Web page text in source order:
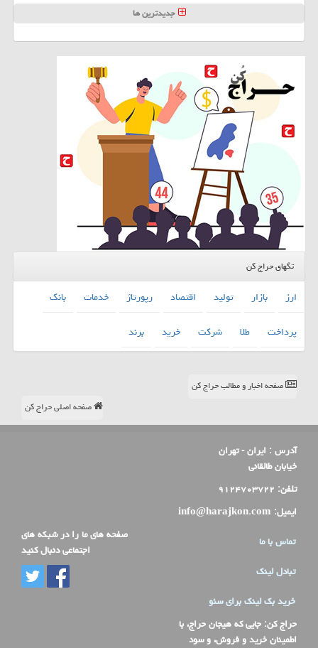
جدیدترین ها
تگهای حراج کن
ارز بازار تولید اقتصاد رپورتاژ خدمات
بانك
پرداخت
طلا شركت خرید برند
صفحه اخبار و مطالب حراج کن
صفحه اصلی حراج کن
آدرس : ایران - تهران
خیابان طالقانی
تلفن: ۹۱۲۴۷۰۳۷۲۲
ایمیل: info@harajkon.com
تماس با ما
تبادل لینک
خرید بک لینک برای سئو
حراج کن: جایی که هیجان حراج، با
اطمینان خرید و فروش، و سود
صفحه های ما را در شبکه های
اجتماعی دنبال کنید